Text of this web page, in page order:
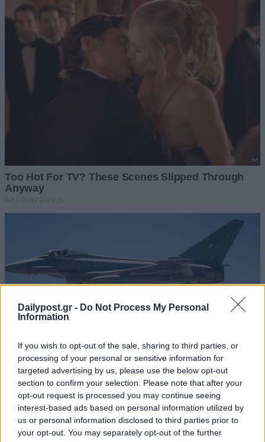
Dailypost.gr - Do Not Process My Personal
Information
If you wish to opt-out of the sale, sharing to third parties, or
processing of your personal or sensitive information for
targeted advertising by us, please use the below opt-out
section to confirm your selection. Please note that after your
opt-out request is processed you may continue seeing
interest-based ads based on personal information utilized by
us or personal information disclosed to third parties prior to
your opt-out. You may separately opt-out of the further